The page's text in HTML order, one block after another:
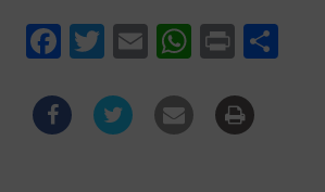
FacebookTwitterEmail WhatsApp
Print